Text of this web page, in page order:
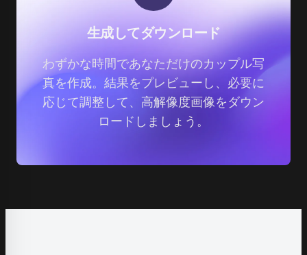
生成してダウンロード
わずかな時間であなただけのカップル写
真を作成。結果をプレビューし、必要に
応じて調整して、高解像度画像をダウン
ロードしましょう。